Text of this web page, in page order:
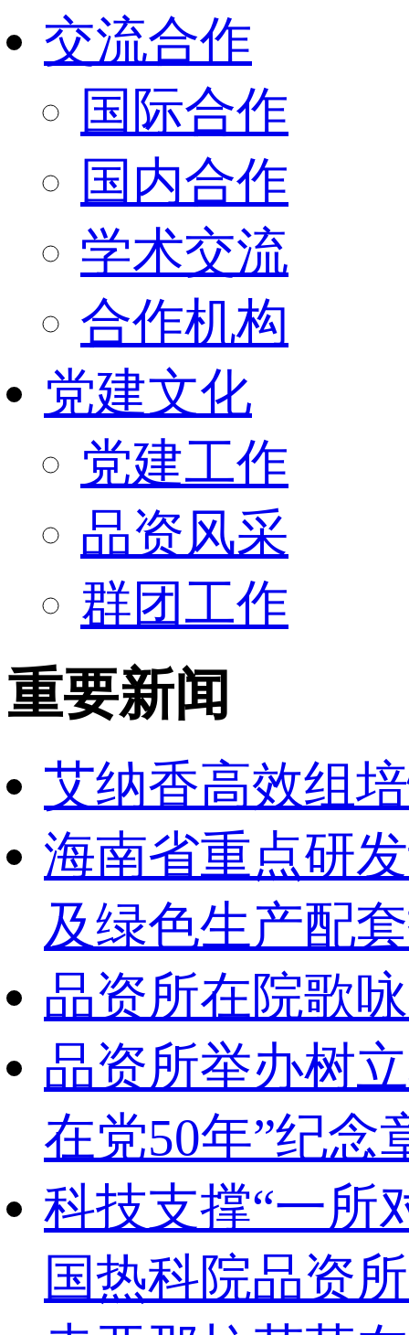
交流合作
国际合作
国内合作
学术交流
合作机构
党建文化
党建工作
品资风采
群团工作
重要新闻
艾纳香高效组
海南省重点研
及绿色生产配
品资所在院歌
品资所举办树
在党50年”纪念
科技支撑“一
国热科院品资